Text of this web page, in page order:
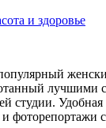
и здоровье
лучшими
студии.
и